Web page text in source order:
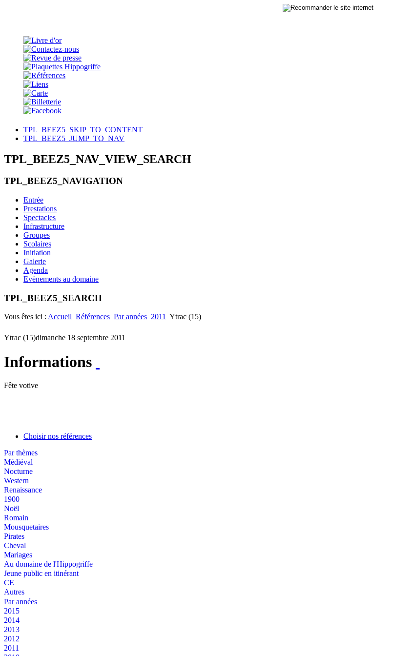
TPL_BEEZ5_SKIP_TO_CONTENT
TPL_BEEZ5_JUMP_TO_NAV
TPL_BEEZ5_NAV_VIEW_SEARCH
TPL_BEEZ5_NAVIGATION
Entrée
Prestations
Spectacles
Infrastructure
Groupes
Scolaires
Initiation
Galerie
Agenda
Evènements au domaine
TPL_BEEZ5_SEARCH
Vous êtes ici : Accueil Références Par années 2011 Ytrac (15)
Ytrac (15)dimanche 18 septembre 2011
Informations
Fête votive
Choisir nos références
Par thèmes
Médiéval
Nocturne
Western
Renaissance
1900
Noël
Romain
Mousquetaires
Pirates
Cheval
Mariages
Au domaine de l'Hippogriffe
Jeune public en itinérant
CE
Autres
Par années
2015
2014
2013
2012
2011